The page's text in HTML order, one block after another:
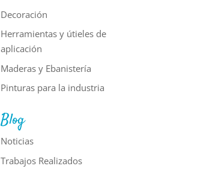
Decoración
Herramientas y útieles de
aplicación
Maderas y Ebanistería
Pinturas para la industria
Blog
Noticias
Trabajos Realizados